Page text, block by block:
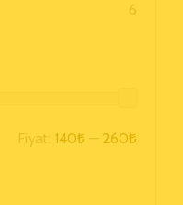
6
Fiyat: 140₺ — 260₺